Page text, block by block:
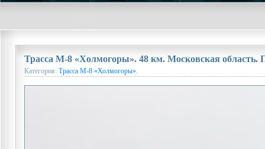
Трасса М-8 «Холмогоры». 48 км. Московская
Категория: Трасса М-8 «Холмогоры».